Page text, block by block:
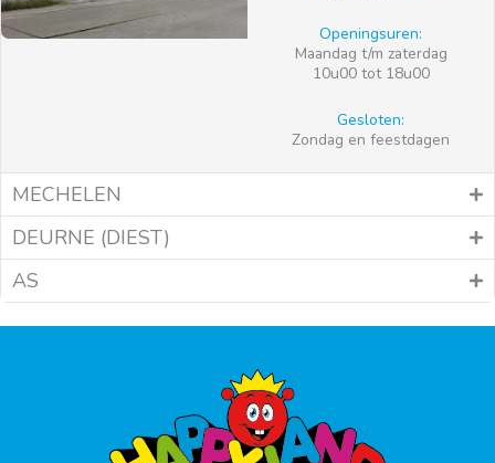
Openingsuren:
Maandag t/m zaterdag
10u00 tot 18u00
Gesloten:
Zondag en feestdagen
MECHELEN
DEURNE (DIEST)
AS